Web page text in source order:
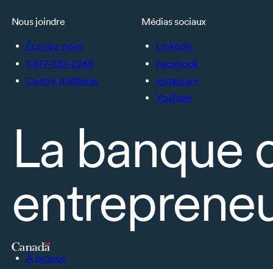
Nous joindre
Écrivez-nous
1-877-232-2269
Centre d’affaires
Médias sociaux
LinkedIn
Facebook
Instagram
YouTube
La banque
À propos